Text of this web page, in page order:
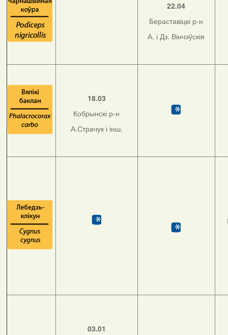
22.04
Бераставіцкі р-н
А. і Дз. Вінчэўскія
18.03
Кобрынскі р-н
А.Страчук і інш.
03.01